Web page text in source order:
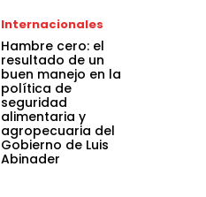
Internacionales
Hambre cero: el
resultado de un
buen manejo en la
política de
seguridad
alimentaria y
agropecuaria del
Gobierno de Luis
Abinader